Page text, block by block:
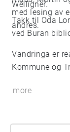
Welligner.
med lesing av
andres.
Takk til Oda
ved Buran
Vandringa er
Kommune og
more